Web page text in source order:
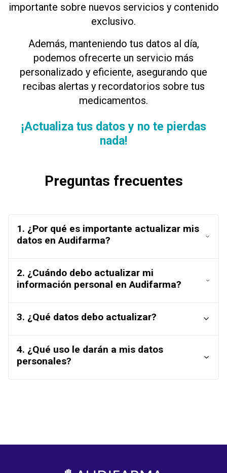
importante sobre nuevos servicios y contenido
exclusivo.
Además, manteniendo tus datos al día,
podemos ofrecerte un servicio más
personalizado y eficiente, asegurando que
recibas alertas y recordatorios sobre tus
medicamentos.
¡Actualiza tus datos y no te pierdas
nada!
Preguntas frecuentes
1. ¿Por qué es importante actualizar mis
datos en Audifarma?
2. ¿Cuándo debo actualizar mi
información personal en Audifarma?
3. ¿Qué datos debo actualizar?
4. ¿Qué uso le darán a mis datos
personales?